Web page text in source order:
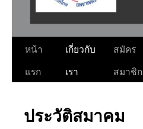
หน้า
แรก
เกี่ยวกับ
เรา
สมัคร
สมาชิก
ประวัติสมาคม